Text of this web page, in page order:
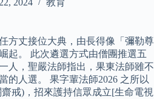
2024 教育
方丈接位大典，由長得像「彌勒尊
起。 此次遴選方式由僧團推選五
人，聖嚴法師指出，果東法師雖不
的人選。 果字輩法師2026 之所以
戒)，招來護持信眾成立[生命電視